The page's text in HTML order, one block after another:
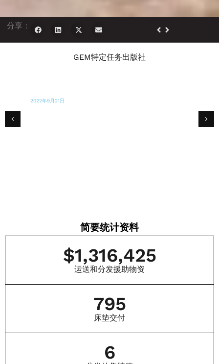
分享：
GEM特定任务出版社
简要统计资料
运送和分发援助物资
$1,316,425
床垫交付
795
6